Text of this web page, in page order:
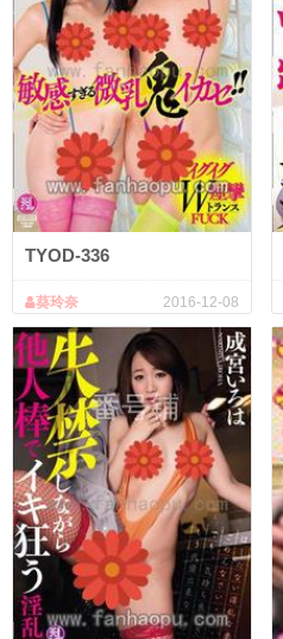
TYOD-336
2016-12-08
葵玲奈